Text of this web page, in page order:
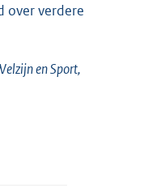
over verdere
en Sport,